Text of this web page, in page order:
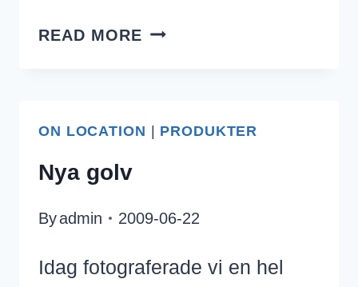
READ MORE CANARY
ON LOCATION | PRODUKTER
Nya golv
Byadmin 2009-06-22
Idag fotograferade vi en hel